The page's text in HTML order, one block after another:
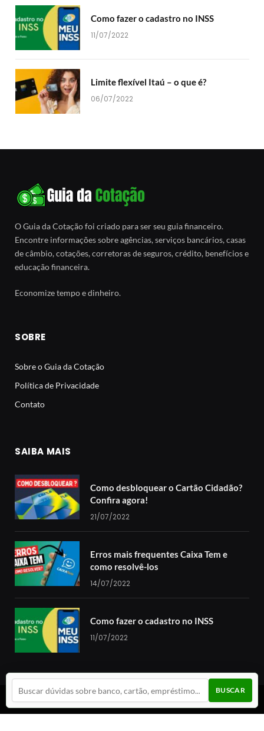
BUSCAR
Como fazer o cadastro no INSS
11/07/2022
Limite flexível Itaú – o que é?
06/07/2022
O Guia da Cotação foi criado para ser seu guia financeiro.
Encontre informações sobre agências, serviços bancários, casas
de câmbio, cotações, corretoras de seguros, crédito, benefícios e
educação financeira.
Economize tempo e dinheiro.
SOBRE
Sobre o Guia da Cotação
Política de Privacidade
Contato
SAIBA MAIS
Como desbloquear o Cartão Cidadão?
Confira agora!
21/07/2022
Erros mais frequentes Caixa Tem e
como resolvê-los
14/07/2022
Como fazer o cadastro no INSS
11/07/2022
© 2024 Guia da Cotação. Todos os direitos reservados